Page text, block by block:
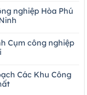
nghiệp Hòa Phú
Cụm công nghiệp
Các Khu Công